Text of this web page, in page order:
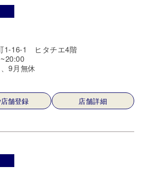
1-16-1 ヒタチエ4階
9月無休
舗登録 店舗詳細